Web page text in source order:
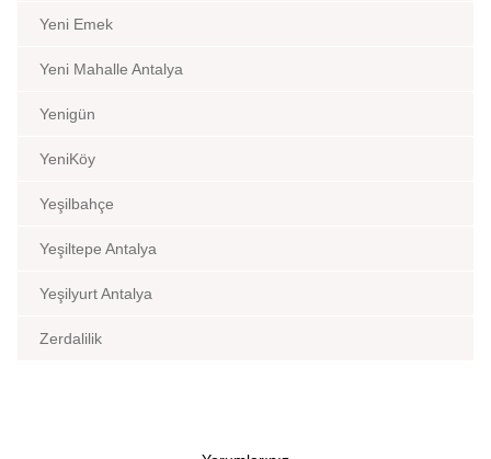
Yeni Emek
Yeni Mahalle Antalya
Yenigün
YeniKöy
Yeşilbahçe
Yeşiltepe Antalya
Yeşilyurt Antalya
Zerdalilik